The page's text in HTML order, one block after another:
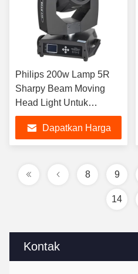
Kontak
Philips 200w Lamp 5R
Sharpy Beam Moving
Head Light Untuk
Hiburan
Dapatkan Harga
8 9
14